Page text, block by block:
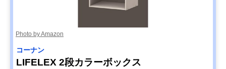
Photo by Amazon
コーナン
LIFELEX 2段カラーボックス